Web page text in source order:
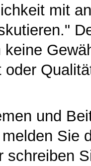
mit
keine
oder
und
Sie
schreiben